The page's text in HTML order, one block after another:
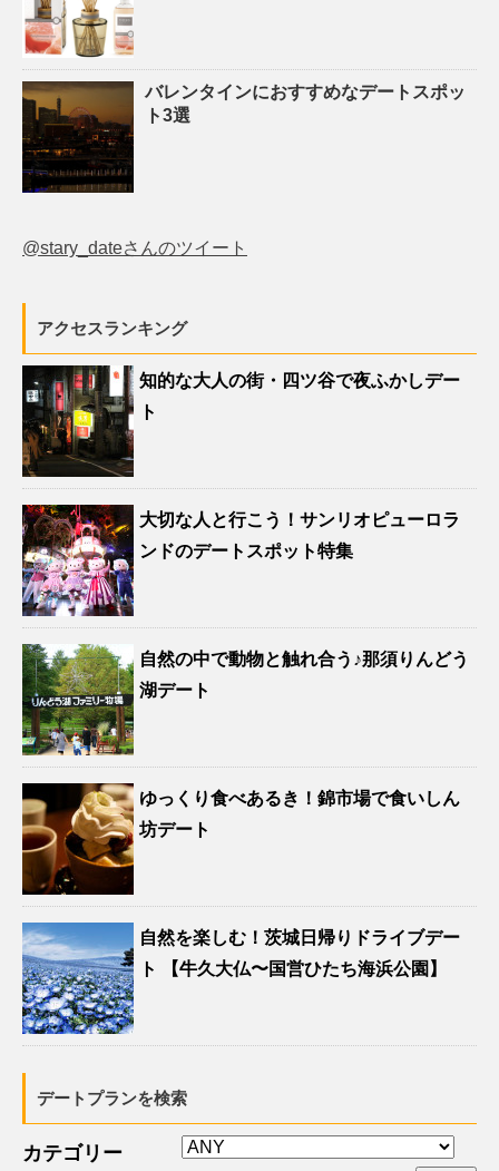
バレンタインにおすすめなデートスポッ
ト3選
@stary_dateさんのツイート
アクセスランキング
知的な大人の街・四ツ谷で夜ふかしデー
ト
大切な人と行こう！サンリオピューロラ
ンドのデートスポット特集
自然の中で動物と触れ合う♪那須りんどう
湖デート
ゆっくり食べあるき！錦市場で食いしん
坊デート
自然を楽しむ！茨城日帰りドライブデー
ト 【牛久大仏〜国営ひたち海浜公園】
デートプランを検索
カテゴリー